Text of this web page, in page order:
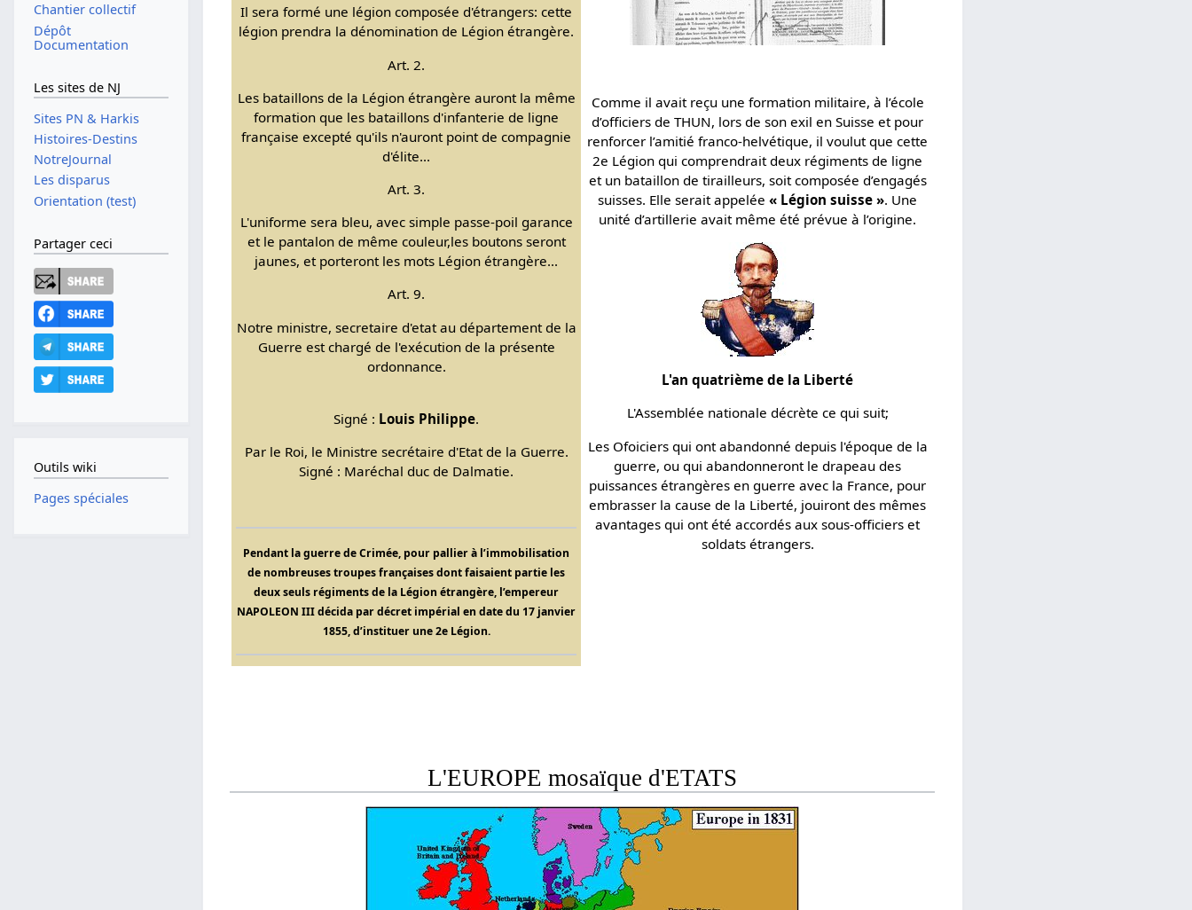
Il sera formé une légion composée d'étrangers: cette
légion prendra la dénomination de Légion étrangère.
Art. 2.
Les bataillons de la Légion étrangère auront la même
formation que les bataillons d'infanterie de ligne
française excepté qu'ils n'auront point de compagnie
d'élite...
Art. 3.
L'uniforme sera bleu, avec simple passe-poil garance
et le pantalon de même couleur,les boutons seront
jaunes, et porteront les mots Légion étrangère...
Art. 9.
Notre ministre, secretaire d'etat au département de la
Guerre est chargé de l'exécution de la présente
ordonnance.
Signé : Louis Philippe.
Par le Roi, le Ministre secrétaire d'Etat de la Guerre.
Signé : Maréchal duc de Dalmatie.
Pendant la guerre de Crimée, pour pallier à l’immobilisation
de nombreuses troupes françaises dont faisaient partie les
deux seuls régiments de la Légion étrangère, l’empereur
NAPOLEON III décida par décret impérial en date du 17 janvier
1855, d’instituer une 2e Légion.
Comme il avait reçu une formation militaire, à l’école
d’officiers de THUN, lors de son exil en Suisse et pour
renforcer l’amitié franco-helvétique, il voulut que cette
2e Légion qui comprendrait deux régiments de ligne
et un bataillon de tirailleurs, soit composée d’engagés
suisses. Elle serait appelée« Légion suisse ». Une
unité d’artillerie avait même été prévue à l’origine.
L'an quatrième de la Liberté
L'Assemblée nationale décrète ce qui suit;
Les Ofoiciers qui ont abandonné depuis l'époque de la
guerre, ou qui abandonneront le drapeau des
puissances étrangères en guerre avec la France, pour
embrasser la cause de la Liberté, jouiront des mêmes
avantages qui ont été accordés aux sous-officiers et
soldats étrangers.
L'EUROPE mosaïque d'ETATS
Chantier collectif
Dépôt
Documentation
Les sites de NJ
Sites PN & Harkis
Histoires-Destins
NotreJournal
Les disparus
Orientation (test)
Partager ceci
Outils wiki
Pages spéciales